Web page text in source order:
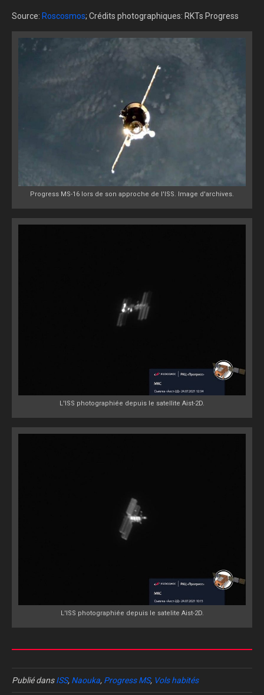
Source: Roscosmos; Crédits photographiques: RKTs Progress
Progress MS-16 lors de son approche de l'ISS. Image d'archives.
L'ISS photographiée depuis le satellite Aist-2D.
L'ISS photographiée depuis le satelite Aist-2D.
Publié dansISS, Naouka, Progress MS, Vols habités